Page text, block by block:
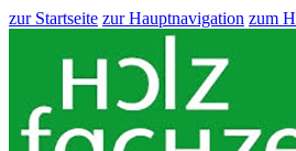
zur Startseite zur Hauptnavigation zum